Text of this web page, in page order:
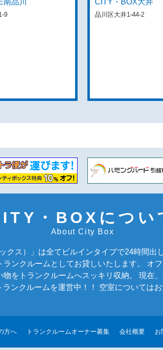
品川
9
CITY・BOX大井
品川区大井1-44-2
・BOXについ
About City Box
クス）」は全てビルインタイプで24時間出
ンクルームとしてお貸しいたします。 オ
をトランクルームへスッキリ収納。 現在
ンクルームを運営中！！ 空室についてはお
方へ トランクルームオーナー募集 会社概要 お